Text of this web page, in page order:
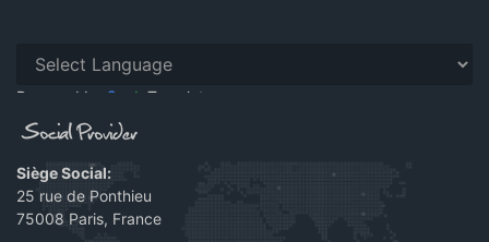
Powered by Translate
Siège Social:
25 rue de Ponthieu
75008 Paris, France